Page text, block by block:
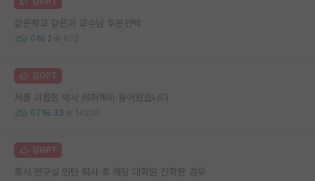
같은학교 같은과 교수님 두분컨택
0 2 922
김GPT
저를 괴롭힌 박사 레퍼첵이 들어왔습니다
67 33 14220
김GPT
혹시 연구실 인턴 퇴사 후 해당 대학원 진학한 경우